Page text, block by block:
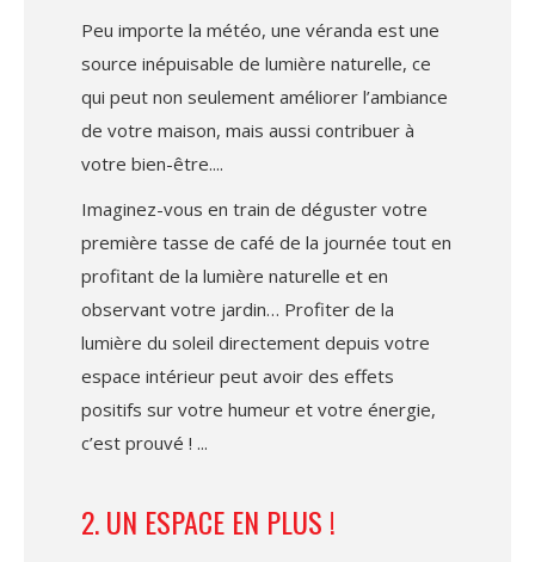
Peu importe la météo, une véranda est une
source inépuisable de lumière naturelle, ce
qui peut non seulement améliorer l’ambiance
de votre maison, mais aussi contribuer à
votre bien-être.
Imaginez-vous en train de déguster votre
première tasse de café de la journée tout en
profitant de la lumière naturelle et en
observant votre jardin… Profiter de la
lumière du soleil directement depuis votre
espace intérieur peut avoir des effets
positifs sur votre humeur et votre énergie,
c’est prouvé !
2. UN ESPACE EN PLUS !